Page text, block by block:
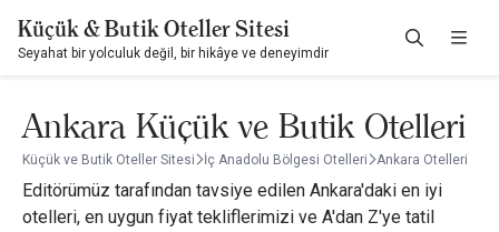
Küçük & Butik Oteller Sitesi
Seyahat bir yolculuk değil, bir hikâye ve deneyimdir
Ankara Küçük ve Butik Otelleri
Küçük ve Butik Oteller Sitesi İç Anadolu Bölgesi Otelleri Ankara Otelleri
Editörümüz tarafından tavsiye edilen Ankara'daki en iyi
otelleri, en uygun fiyat tekliflerimizi ve A'dan Z'ye tatil